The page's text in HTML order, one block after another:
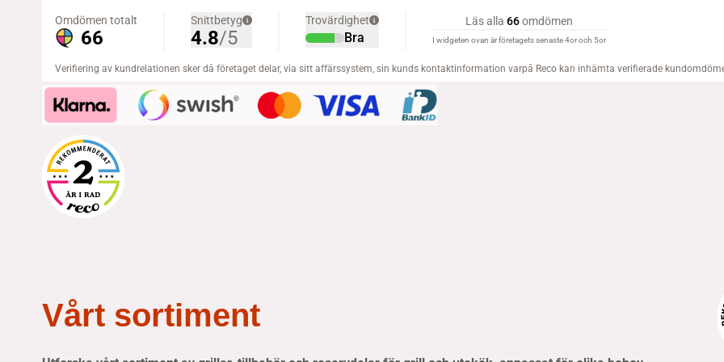
Vårt sortiment